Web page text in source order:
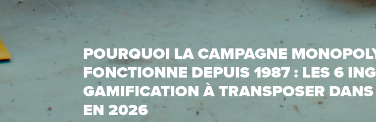
POURQUOI LA CAMPAGNE
FONCTIONNE DEPUIS 1987 : LES 6
GAMIFICATION À TRANSPOSER
EN 2026